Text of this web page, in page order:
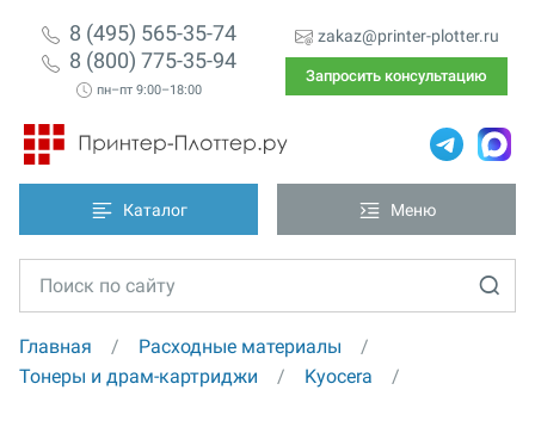
8 (495) 565-35-74
8 (800) 775-35-94
пн–пт 9:00–18:00
zakaz@printer-plotter.ru
Запросить консультацию
Каталог Меню
Главная
Расходные материалы
Тонеры и драм-картриджи
Kyocera